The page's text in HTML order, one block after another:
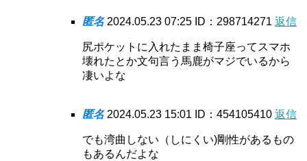
匿名 2024.05.23 07:25 ID：298714271 返信
尻ポケットに入れたまま椅子座ってスマホ
壊れたとか文句言う馬鹿がマジでいるから
凄いよな
匿名 2024.05.23 15:01 ID：454105410 返信
でも湾曲しない（しにくい)剛性があるもの
もあるんだよな